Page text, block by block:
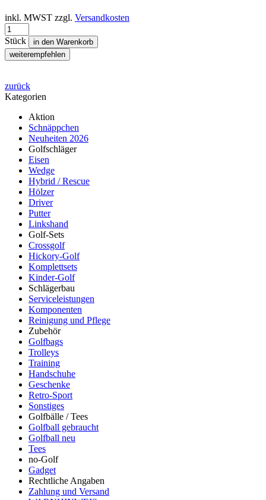
inkl. MWST zzgl. Versandkosten
Stück
in den Warenkorb
weiterempfehlen
zurück
Kategorien
Aktion
Schnäppchen
Neuheiten 2026
Golfschläger
Eisen
Wedge
Hybrid / Rescue
Hölzer
Driver
Putter
Linkshand
Golf-Sets
Crossgolf
Hickory-Golf
Komplettsets
Kinder-Golf
Schlägerbau
Serviceleistungen
Komponenten
Reinigung und Pflege
Zubehör
Golfbags
Trolleys
Training
Handschuhe
Geschenke
Retro-Sport
Sonstiges
Golfbälle / Tees
Golfball gebraucht
Golfball neu
Tees
no-Golf
Gadget
Rechtliche Angaben
Zahlung und Versand